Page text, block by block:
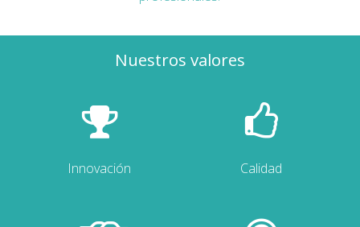
Nuestros valores
Innovación Calidad